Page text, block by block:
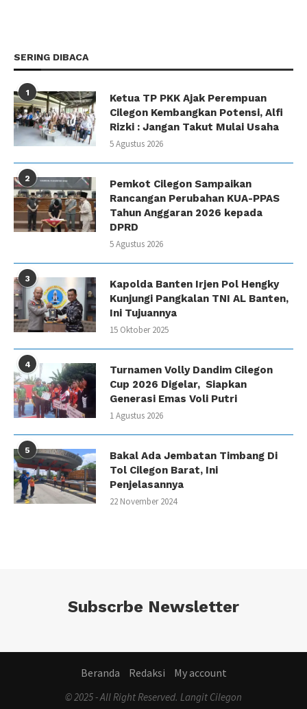
SERING DIBACA
1
Ketua TP PKK Ajak Perempuan
Cilegon Kembangkan Potensi, Alfi
Rizki : Jangan Takut Mulai Usaha
5 Agustus 2026
2
Pemkot Cilegon Sampaikan
Rancangan Perubahan KUA-PPAS
Tahun Anggaran 2026 kepada
DPRD
5 Agustus 2026
3
Kapolda Banten Irjen Pol Hengky
Kunjungi Pangkalan TNI AL Banten,
Ini Tujuannya
15 Oktober 2025
4
Turnamen Volly Dandim Cilegon
Cup 2026 Digelar, Siapkan
Generasi Emas Voli Putri
1 Agustus 2026
5
Bakal Ada Jembatan Timbang Di
Tol Cilegon Barat, Ini
Penjelasannya
22 November 2024
Subscrbe Newsletter
Beranda Redaksi My account
© 2025 - All Right Reserved. Langit Cilegon